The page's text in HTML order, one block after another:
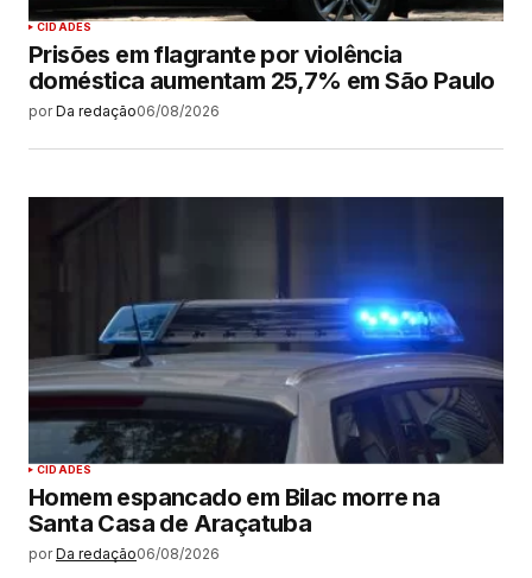
CIDADES
Prisões em flagrante por violência
doméstica aumentam 25,7% em São Paulo
por Da redação06/08/2026
CIDADES
Homem espancado em Bilac morre na
Santa Casa de Araçatuba
por Da redação06/08/2026